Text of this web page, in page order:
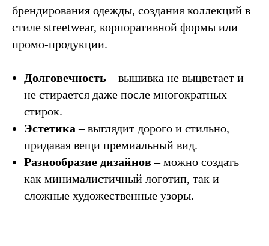
брендирования одежды, создания коллекций в
стиле streetwear, корпоративной формы или
промо-продукции.
Долговечность – вышивка не выцветает и
не стирается даже после многократных
стирок.
Эстетика – выглядит дорого и стильно,
придавая вещи премиальный вид.
Разнообразие дизайнов– можно создать
как минималистичный логотип, так и
сложные художественные узоры.
Шелкография
Вышивка
Печать на шоппере
Печать на толстовках